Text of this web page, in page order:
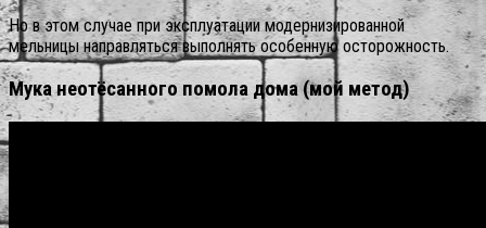
Но в этом случае при эксплуатации модернизированной
мельницы направляться выполнять особенную осторожность.
Мука неотёсанного помола дома (мой метод)